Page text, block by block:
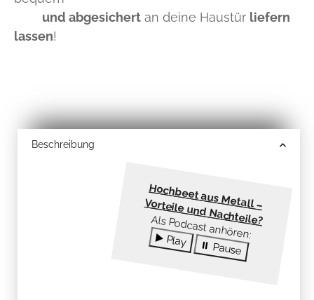
und abgesichert an deine Haustür liefern
lassen!
Beschreibung
Hochbeet aus M
etall –
Vorteile und Nachteile?
Als Podcast anhören:
▶️ Play ⏸ Pause